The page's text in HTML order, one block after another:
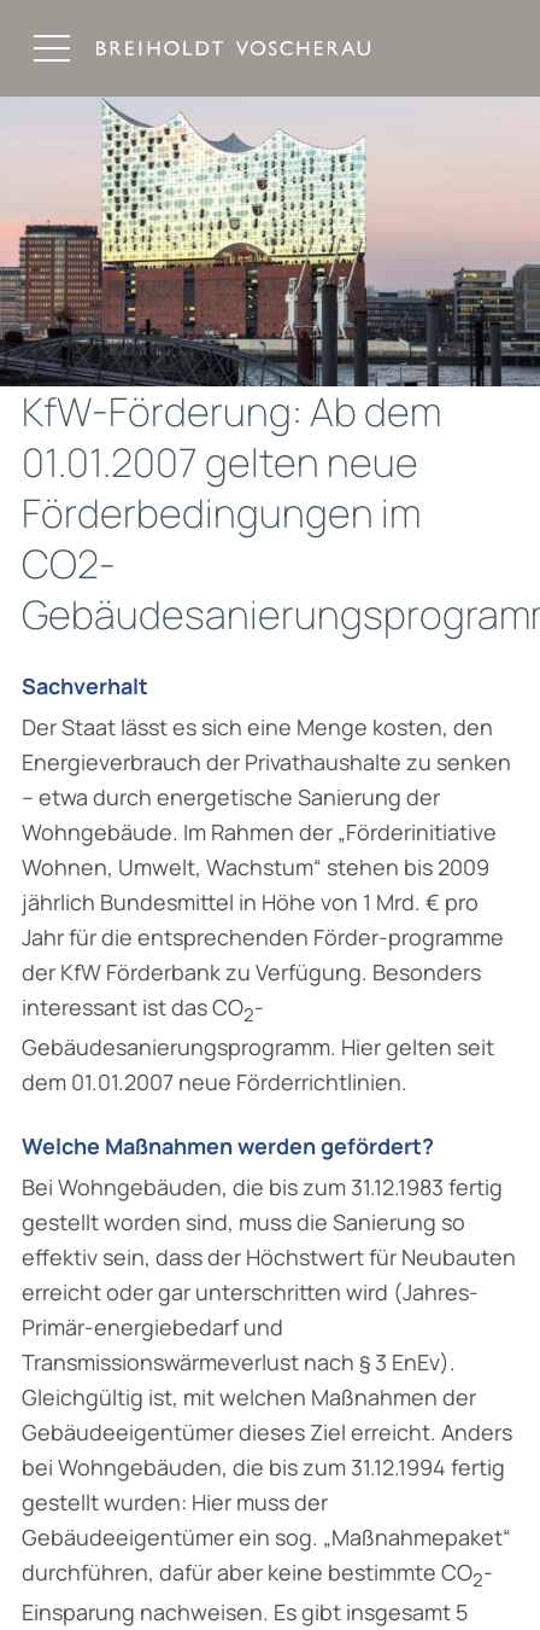
KfW-Förderung: Ab dem
01.01.2007 gelten neue
Förderbedingungen im
CO2-
Sachverhalt
Der Staat lässt es sich eine Menge kosten, den
Energieverbrauch der Privathaushalte zu senken
– etwa durch energetische Sanierung der
Wohngebäude. Im Rahmen der „Förderinitiative
Wohnen, Umwelt, Wachstum“ stehen bis 2009
jährlich Bundesmittel in Höhe von 1 Mrd. € pro
Jahr für die entsprechenden Förder-programme
der KfW Förderbank zu Verfügung. Besonders
interessant ist das CO2-
Gebäudesanierungsprogramm. Hier gelten seit
dem 01.01.2007 neue Förderrichtlinien.
Welche Maßnahmen werden gefördert?
Bei Wohngebäuden, die bis zum 31.12.1983 fertig
gestellt worden sind, muss die Sanierung so
effektiv sein, dass der Höchstwert für Neubauten
erreicht oder gar unterschritten wird (Jahres-
Primär-energiebedarf und
Transmissionswärmeverlust nach § 3 EnEv).
Gleichgültig ist, mit welchen Maßnahmen der
Gebäudeeigentümer dieses Ziel erreicht. Anders
bei Wohngebäuden, die bis zum 31.12.1994 fertig
gestellt wurden: Hier muss der
Gebäudeeigentümer ein sog. „Maßnahmepaket“
durchführen, dafür aber keine bestimmte CO2-
Einsparung nachweisen. Es gibt insgesamt 5